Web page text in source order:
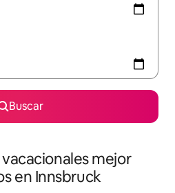
Buscar
mejor
en Innsbruck